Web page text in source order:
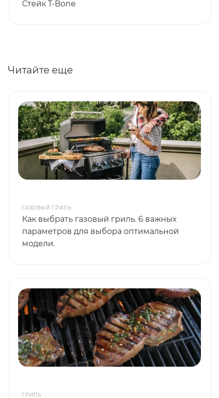
Стейк T-Bone
Читайте еще
ГАЗОВЫЙ ГРИЛЬ
Как выбрать газовый гриль. 6 важных
параметров для выбора оптимальной
модели.
ГРИЛЬ